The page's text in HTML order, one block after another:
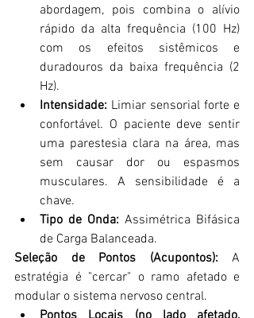
abordagem, pois combina o alívio
rápido da alta frequência (100 Hz)
com os efeitos sistêmicos e
duradouros da baixa frequência (2
Hz).
Intensidade: Limiar sensorial forte e
confortável. O paciente deve sentir
uma parestesia clara na área, mas
sem causar dor ou espasmos
musculares. A sensibilidade é a
chave.
Tipo de Onda: Assimétrica Bifásica
de Carga Balanceada.
Seleção de Pontos (Acupontos): A
estratégia é "cercar" o ramo afetado e
modular o sistema nervoso central.